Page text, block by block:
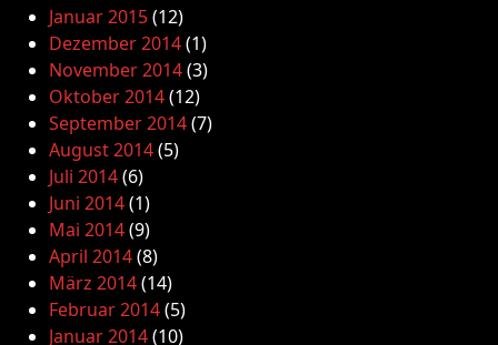
Januar 2015(12)
Dezember 2014(1)
November 2014(3)
Oktober 2014(12)
September 2014(7)
August 2014(5)
Juli 2014(6)
Juni 2014(1)
Mai 2014(9)
April 2014(8)
März 2014(14)
Februar 2014(5)
Januar 2014(10)